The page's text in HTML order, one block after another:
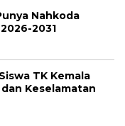
Nahkoda
2031
TK Kemala
Keselamatan